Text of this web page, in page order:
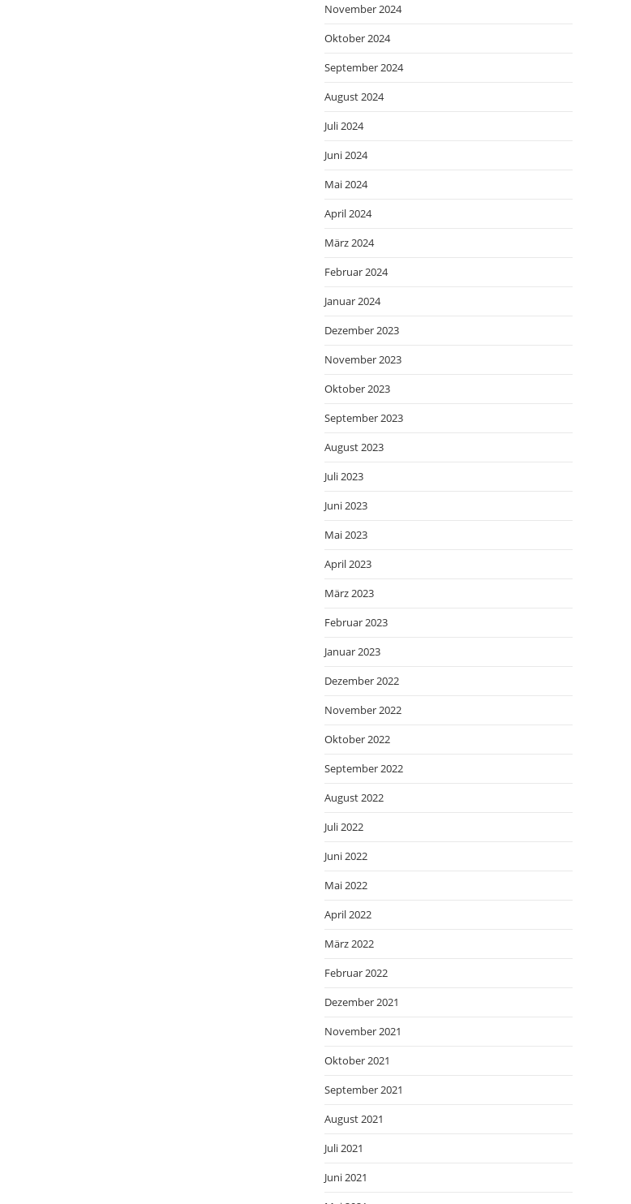
November 2024
Oktober 2024
September 2024
August 2024
Juli 2024
Juni 2024
Mai 2024
April 2024
März 2024
Februar 2024
Januar 2024
Dezember 2023
November 2023
Oktober 2023
September 2023
August 2023
Juli 2023
Juni 2023
Mai 2023
April 2023
März 2023
Februar 2023
Januar 2023
Dezember 2022
November 2022
Oktober 2022
September 2022
August 2022
Juli 2022
Juni 2022
Mai 2022
April 2022
März 2022
Februar 2022
Dezember 2021
November 2021
Oktober 2021
September 2021
August 2021
Juli 2021
Juni 2021